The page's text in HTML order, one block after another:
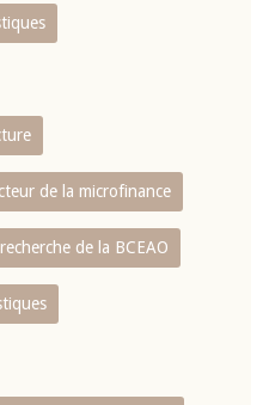
de la microfinance
de la BCEAO